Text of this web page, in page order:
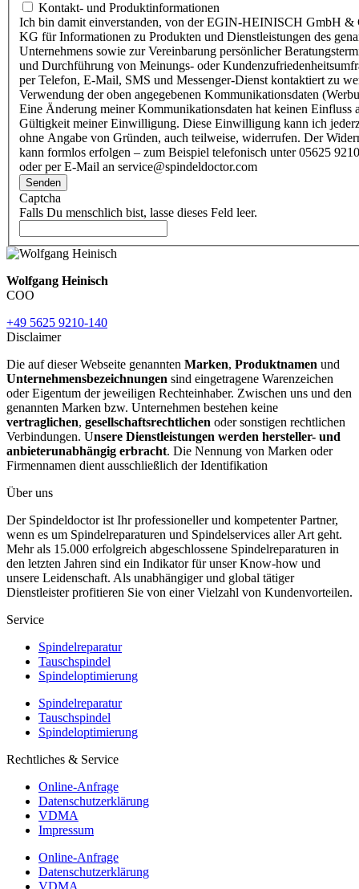
Kontakt- und Produktinformationen
Ich bin damit einverstanden, von der EGIN-HEINISCH GmbH &
KG für Informationen zu Produkten und Dienstleistungen des
Unternehmens sowie zur Vereinbarung persönlicher
und Durchführung von Meinungs- oder
per Telefon, E-Mail, SMS und Messenger-Dienst kontaktiert zu
Verwendung der oben angegebenen Kommunikationsdaten
Eine Änderung meiner Kommunikationsdaten hat keinen Einfluss
Gültigkeit meiner Einwilligung. Diese Einwilligung kann ich
ohne Angabe von Gründen, auch teilweise, widerrufen. Der
kann formlos erfolgen – zum Beispiel telefonisch unter 05625
oder per E-Mail an service@spindeldoctor.com
Senden
Captcha
Falls Du menschlich bist, lasse dieses Feld leer.
Wolfgang Heinisch
COO
+49 5625 9210-140
Disclaimer
Die auf dieser Webseite genannten Marken, Produktnamen und
Unternehmensbezeichnungen sind eingetragene Warenzeichen
oder Eigentum der jeweiligen Rechteinhaber. Zwischen uns und den
genannten Marken bzw. Unternehmen bestehen keine
vertraglichen, gesellschaftsrechtlichen oder sonstigen rechtlichen
Verbindungen. Unsere Dienstleistungen werden hersteller- und
anbieterunabhängig erbracht. Die Nennung von Marken oder
Firmennamen dient ausschließlich der Identifikation
Über uns
Der Spindeldoctor ist Ihr professioneller und kompetenter Partner,
wenn es um Spindelreparaturen und Spindelservices aller Art geht.
Mehr als 15.000 erfolgreich abgeschlossene Spindelreparaturen in
den letzten Jahren sind ein Indikator für unser Know-how und
unsere Leidenschaft. Als unabhängiger und global tätiger
Dienstleister profitieren Sie von einer Vielzahl von Kundenvorteilen.
Service
Spindelreparatur
Tauschspindel
Spindeloptimierung
Spindelreparatur
Tauschspindel
Spindeloptimierung
Rechtliches & Service
Online-Anfrage
Datenschutzerklärung
VDMA
Impressum
Online-Anfrage
Datenschutzerklärung